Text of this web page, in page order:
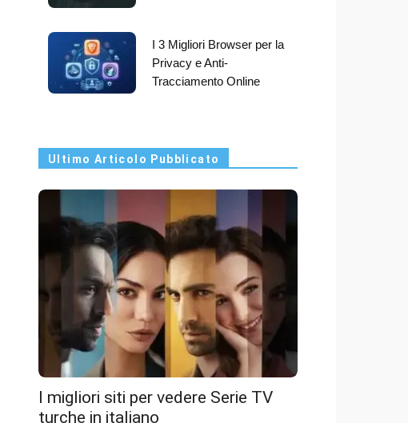
I 3 Migliori Browser per la
Privacy e Anti-
Tracciamento Online
Ultimo Articolo Pubblicato
I migliori siti per vedere Serie TV
turche in italiano